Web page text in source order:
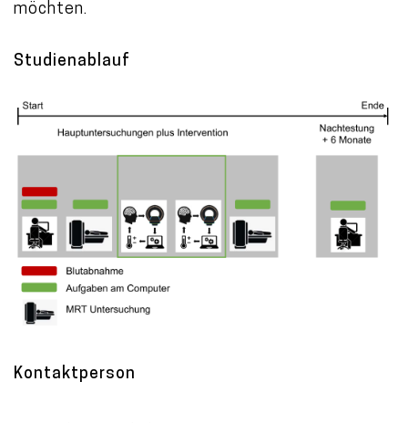
möchten.
Studienablauf
Kontaktperson